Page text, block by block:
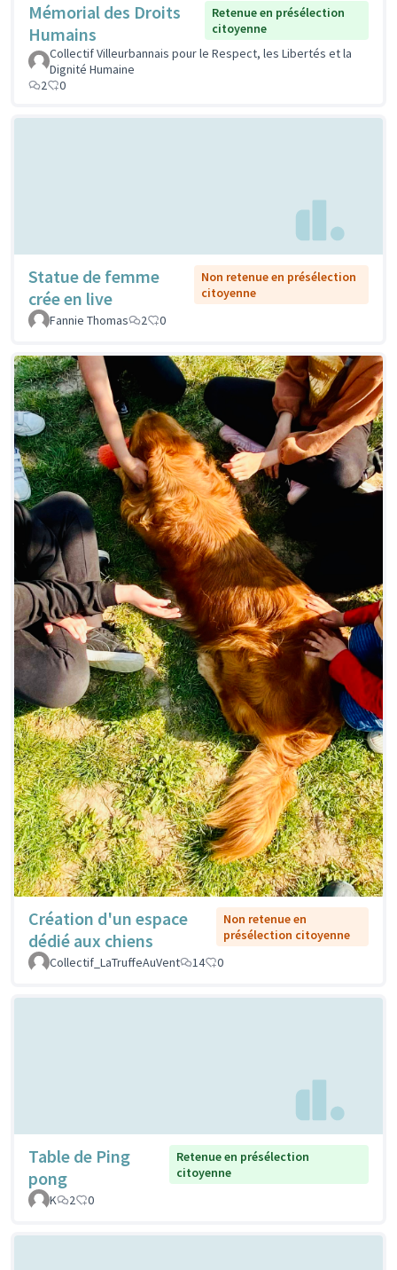
Mémorial des Droits
Humains
Retenue en présélection
citoyenne
Collectif Villeurbannais pour le Respect, les Libertés et la
Dignité Humaine
2
0
Statue de femme
crée en live
Non retenue en présélection
citoyenne
Fannie Thomas
2 0
Création d'un espace
dédié aux chiens
Non retenue en
présélection citoyenne
Collectif_LaTruffeAuVent
14 0
Table de Ping
pong
Retenue en présélection
citoyenne
K
2 0